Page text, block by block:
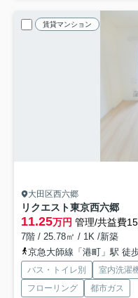
賃貸マンション
大田区西六郷
リクエスト東京西六郷
11.25万円 管理/共益費
7階 / 25.78㎡ / 1K /新築
京急大師線「港町」駅 徒
バス・トイレ別 室内洗濯
フローリング
都市ガス